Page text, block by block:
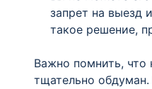
запрет на выезд
такое решение,
Важно помнить,
тщательно